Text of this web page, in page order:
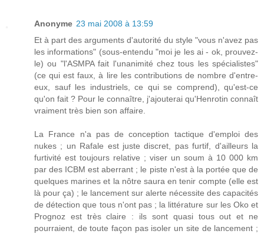
Anonyme 23 mai 2008 à 13:59
Et à part des arguments d'autorité du style "vous n'avez pas
les informations" (sous-entendu "moi je les ai - ok, prouvez-
le) ou "l'ASMPA fait l'unanimité chez tous les spécialistes"
(ce qui est faux, à lire les contributions de nombre d'entre-
eux, sauf les industriels, ce qui se comprend), qu'est-ce
qu'on fait ? Pour le connaître, j'ajouterai qu'Henrotin connaît
vraiment très bien son affaire.
La France n'a pas de conception tactique d'emploi des
nukes ; un Rafale est juste discret, pas furtif, d'ailleurs la
furtivité est toujours relative ; viser un soum à 10 000 km
par des ICBM est aberrant ; le piste n'est à la portée que de
quelques marines et la nôtre saura en tenir compte (elle est
là pour ça) ; le lancement sur alerte nécessite des capacités
de détection que tous n'ont pas ; la littérature sur les Oko et
Prognoz est très claire : ils sont quasi tous out et ne
pourraient, de toute façon pas isoler un site de lancement ;